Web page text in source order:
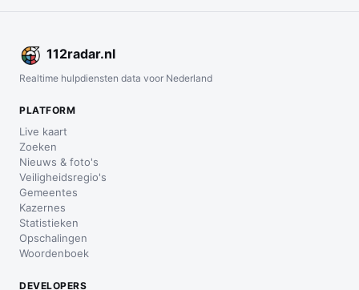
112radar.nl
Realtime hulpdiensten data voor Nederland
PLATFORM
Live kaart
Zoeken
Nieuws & foto's
Veiligheidsregio's
Gemeentes
Kazernes
Statistieken
Opschalingen
Woordenboek
DEVELOPERS